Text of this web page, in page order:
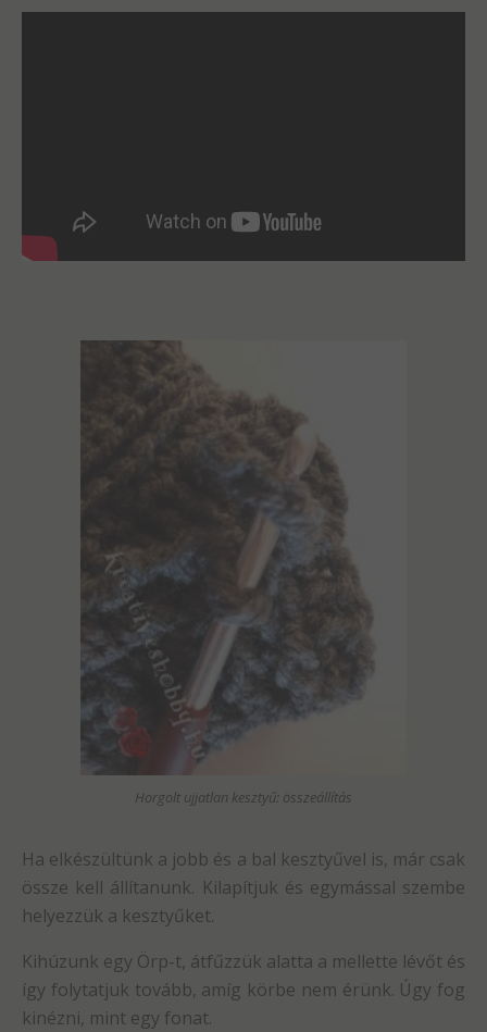
Horgolt ujjatlan kesztyű: összeállítás
Ha elkészültünk a jobb és a bal kesztyűvel is, már csak
össze kell állítanunk. Kilapítjuk és egymással szembe
helyezzük a kesztyűket.
Kihúzunk egy Örp-t, átfűzzük alatta a mellette lévőt és
így folytatjuk tovább, amíg körbe nem érünk. Úgy fog
kinézni, mint egy fonat.